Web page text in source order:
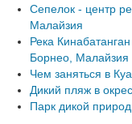
Сепелок - центр
Малайзия
Река
Борнео, Малайзия
Чем заняться в
Дикий пляж в
Парк дикой